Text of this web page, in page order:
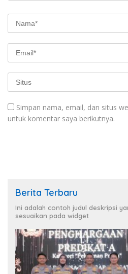
Simpan nama, email, dan situs
untuk komentar saya berikutnya.
Berita Terbaru
Ini adalah contoh judul deskripsi
sesuaikan pada widget